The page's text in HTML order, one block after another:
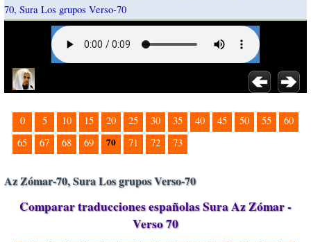
70, Sura Los grupos Verso-70
0 5 10 15 20 25 30 35 40 45 50 55
60
65
67 68 69 70 71 72 73
Az Zómar-70, Sura Los grupos Verso-70
Comparar traducciones españolas Sura Az Zómar -
Verso 70